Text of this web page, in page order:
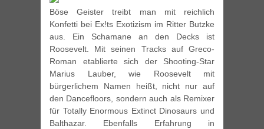
Böse Geister treibt man mit reichlich
Konfetti bei Ex!ts Exotizism im Ritter Butzke
aus. Ein Schamane an den Decks ist
Roosevelt. Mit seinen Tracks auf Greco-
Roman etablierte sich der Shooting-Star
Marius Lauber, wie Roosevelt mit
bürgerlichem Namen heißt, nicht nur auf
den Dancefloors, sondern auch als Remixer
für Totally Enormous Extinct Dinosaurs und
Balthazar. Ebenfalls Erfahrung in